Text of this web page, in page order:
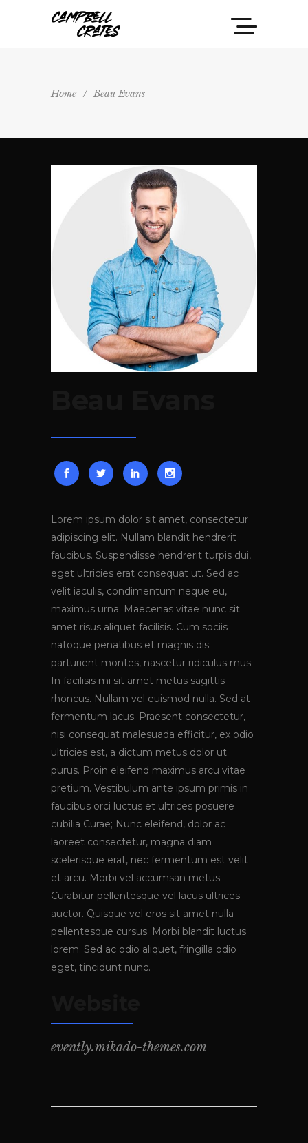
Home / Beau Evans
Lorem ipsum dolor sit amet, consectetur
adipiscing elit. Nullam blandit hendrerit
faucibus. Suspendisse hendrerit turpis dui,
eget ultricies erat consequat ut. Sed ac
velit iaculis, condimentum neque eu,
maximus urna. Maecenas vitae nunc sit
amet risus aliquet facilisis. Cum sociis
natoque penatibus et magnis dis
parturient montes, nascetur ridiculus mus.
In facilisis mi sit amet metus sagittis
rhoncus. Nullam vel euismod nulla. Sed at
fermentum lacus. Praesent consectetur,
nisi consequat malesuada efficitur, ex odio
ultricies est, a dictum metus dolor ut
purus. Proin eleifend maximus arcu vitae
pretium. Vestibulum ante ipsum primis in
faucibus orci luctus et ultrices posuere
cubilia Curae; Nunc eleifend, dolor ac
laoreet consectetur, magna diam
scelerisque erat, nec fermentum est velit
et arcu. Morbi vel accumsan metus.
Curabitur pellentesque vel lacus ultrices
auctor. Quisque vel eros sit amet nulla
pellentesque cursus. Morbi blandit luctus
lorem. Sed ac odio aliquet, fringilla odio
eget, tincidunt nunc.
evently.mikado-themes.com